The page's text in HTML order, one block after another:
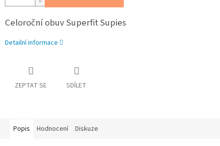
Celoroční obuv Superfit Supies
Detailní informace
ZEPTAT SE SDÍLET
Popis Hodnocení Diskuze